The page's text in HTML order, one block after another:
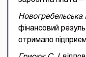
Новогребельська
фінансовий
отримало